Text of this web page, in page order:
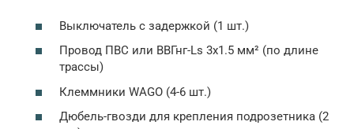
Выключатель с задержкой (1 шт.)
Провод ПВС или ВВГнг-Ls 3х1.5 мм² (по длине
трассы)
Клеммники WAGO (4-6 шт.)
Дюбель-гвозди для крепления подрозетника (2